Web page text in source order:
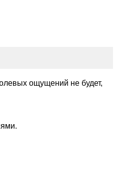
ощущений не будет,